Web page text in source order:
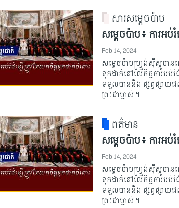
សារសម្តេចប៉ាប
សម្តេចប៉ាប៖ ការអ
Feb 14, 2024
សម្តេចប៉ាបហ្រ្វង់ស៊ីស្កូប
ទុកដាក់នៅលើកិច្ចការអប់រំ
ទទួលបាននិង ផ្ស​ព្វផ្សាយដ
ព្រះជាម្ចាស់។
ពត៌មាន
សម្តេចប៉ាប៖ ការអ
Feb 14, 2024
សម្តេចប៉ាបហ្រ្វង់ស៊ីស្កូប
ទុកដាក់នៅលើកិច្ចការអប់រំ
ទទួលបាននិង ផ្ស​ព្វផ្សាយដ
ព្រះជាម្ចាស់។